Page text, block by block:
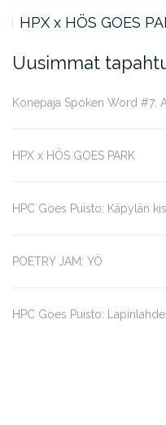
HPX x HÖS GOES
Uusimmat
Konepaja Spoken Word #7:
HPX x HÖS GOES PARK
HPC Goes Puisto: Käpylän
POETRY JAM: YÖ
HPC Goes Puisto: